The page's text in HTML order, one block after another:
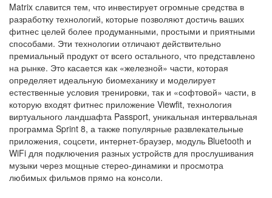
Matrix славится тем, что инвестирует огромные средства в
разработку технологий, которые позволяют достичь ваших
фитнес целей более продуманными, простыми и приятными
способами. Эти технологии отличают действительно
премиальный продукт от всего остального, что представлено
на рынке. Это касается как «железной» части, которая
определяет идеальную биомеханику и моделирует
естественные условия тренировки, так и «софтовой» части, в
которую входят фитнес приложение Viewfit, технология
виртуального ландшафта Passport, уникальная интервальная
программа Sprint 8, а также популярные развлекательные
приложения, соцсети, интернет-браузер, модуль Bluetooth и
WiFi для подключения разных устройств для прослушивания
музыки через мощные стерео-динамики и просмотра
любимых фильмов прямо на консоли.